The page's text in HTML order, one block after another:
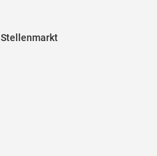
Stellenmarkt